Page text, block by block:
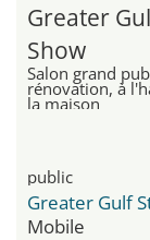
Greater
Show
Salon grand
rénovation, à
la maison
public
Greater Gulf
Mobile